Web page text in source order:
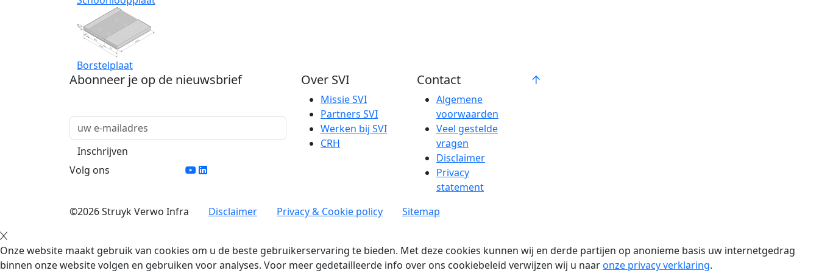
Borstelplaat
Abonneer je op de nieuwsbrief
Volg ons
Over SVI
Missie SVI
Partners SVI
Werken bij SVI
CRH
Contact
Algemene
voorwaarden
Veel gestelde
vragen
Disclaimer
Privacy
statement
©2026 Struyk Verwo Infra Disclaimer Privacy & Cookie policy Sitemap
Onze website maakt gebruik van cookies om u de beste gebruikerservaring te bieden. Met deze cookies kunnen wij en derde partijen op anonieme basis uw internetgedrag
binnen onze website volgen en gebruiken voor analyses. Voor meer gedetailleerde info over ons cookiebeleid verwijzen wij u naaronze privacy verklaring.